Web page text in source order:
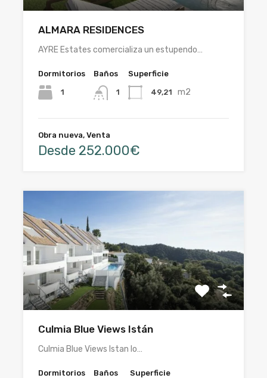
ALMARA RESIDENCES
AYRE Estates comercializa un estupendo…
Dormitorios
1
Baños
1
Superficie
49,21 m2
Obra nueva, Venta
Desde 252.000€
Culmia Blue Views Istán
Culmia Blue Views Istan lo…
Dormitorios Baños Superficie